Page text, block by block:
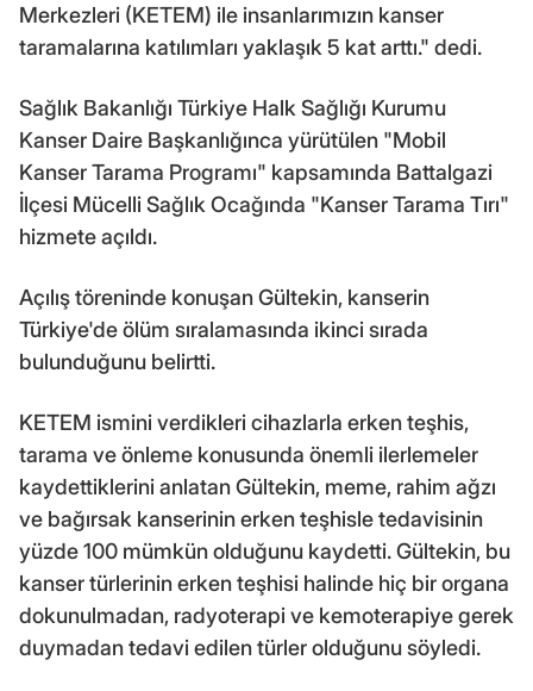
Merkezleri (KETEM) ile insanlarımızın kanser
taramalarına katılımları yaklaşık 5 kat arttı." dedi.
Sağlık Bakanlığı Türkiye Halk Sağlığı Kurumu
Kanser Daire Başkanlığınca yürütülen "Mobil
Kanser Tarama Programı" kapsamında Battalgazi
İlçesi Mücelli Sağlık Ocağında "Kanser Tarama Tırı"
hizmete açıldı.
Açılış töreninde konuşan Gültekin, kanserin
Türkiye'de ölüm sıralamasında ikinci sırada
bulunduğunu belirtti.
KETEM ismini verdikleri cihazlarla erken teşhis,
tarama ve önleme konusunda önemli ilerlemeler
kaydettiklerini anlatan Gültekin, meme, rahim ağzı
ve bağırsak kanserinin erken teşhisle tedavisinin
yüzde 100 mümkün olduğunu kaydetti. Gültekin, bu
kanser türlerinin erken teşhisi halinde hiç bir organa
dokunulmadan, radyoterapi ve kemoterapiye gerek
duymadan tedavi edilen türler olduğunu söyledi.